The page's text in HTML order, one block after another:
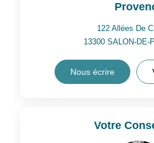
122 Allées De
13300SALON-DE-
Nous écrire
Votre